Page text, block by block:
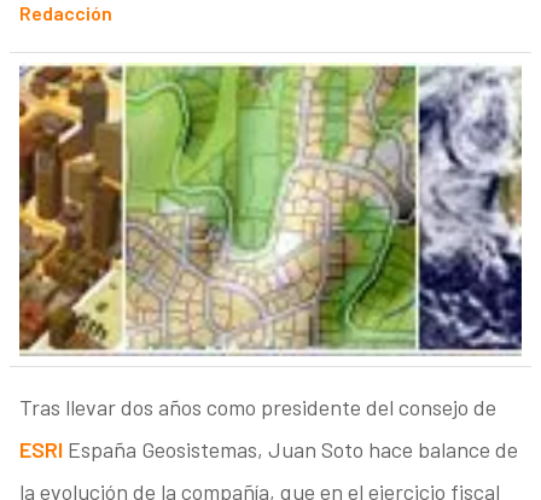
Redacción
Tras llevar dos años como presidente del consejo de
ESRI España Geosistemas, Juan Soto hace balance de
la evolución de la compañía, que en el ejercicio fiscal